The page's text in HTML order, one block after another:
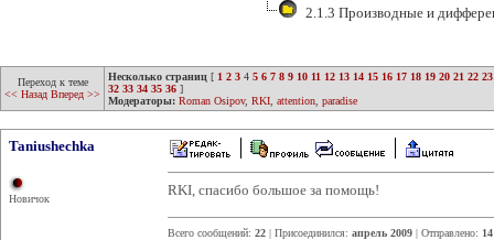
2.1.3 Производные и
Переход к теме
<< Назад Вперед >>
Несколько страниц [ 1 2 3 4 5 6 7 8 9 10 11 12 13 14 15 16 17 18 19 20 21 22 23
32 33 34 35 36 ]
Модераторы: Roman Osipov, RKI attention paradise
Taniushechka
Новичок
RKI, спасибо большое за помощь!
Всего сообщений: 22 | Присоединился: апрель 2009 | Отправлено: